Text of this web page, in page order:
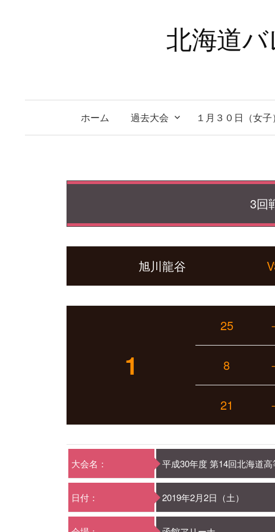
北海道
ホーム 過去大会 １月３０日（女子）
3回
旭川龍谷
1
25
8
21
大会名： 平成30年度 第14回北海道
日付： 2019年2月2日（土）